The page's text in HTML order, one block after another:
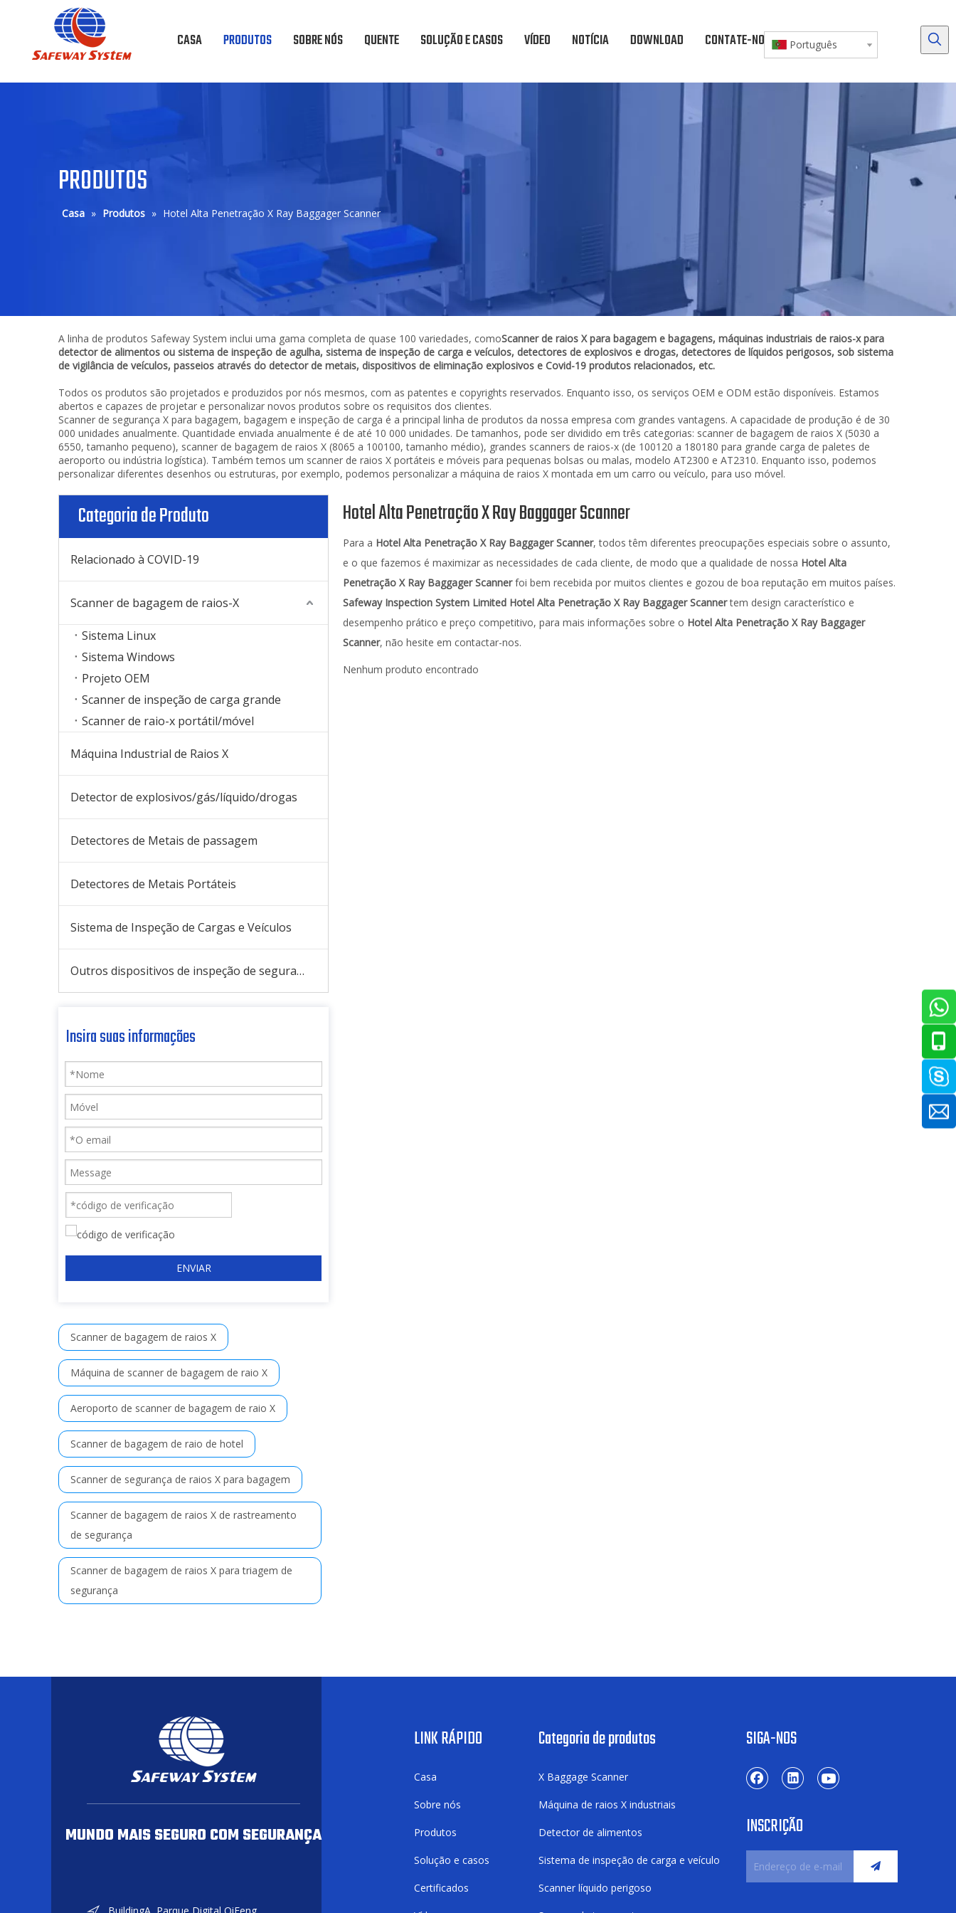
CASA PRODUTOS SOBRE NÓS QUENTE SOLUÇÃO E CASOS VÍDEO NOTÍCIA DOWNLOAD CONTATE-NOS Português
PRODUTOS
Casa » Produtos » Hotel Alta Penetração X Ray Baggager Scanner
A linha de produtos Safeway System inclui uma gama completa de quase 100 variedades, comoScanner de raios X para bagagem e bagagens, máquinas industriais de raios-x para
detector de alimentos ou sistema de inspeção de agulha, sistema de inspeção de carga e veículos, detectores de explosivos e drogas, detectores de líquidos perigosos, sob sistema
de vigilância de veículos, passeios através do detector de metais, dispositivos de eliminação explosivos e Covid-19 produtos relacionados, etc.
Todos os produtos são projetados e produzidos por nós mesmos, com as patentes e copyrights reservados. Enquanto isso, os serviços OEM e ODM estão disponíveis. Estamos
abertos e capazes de projetar e personalizar novos produtos sobre os requisitos dos clientes.
Scanner de segurança X para bagagem, bagagem e inspeção de carga é a principal linha de produtos da nossa empresa com grandes vantagens. A capacidade de produção é de 30
000 unidades anualmente. Quantidade enviada anualmente é de até 10 000 unidades. De tamanhos, pode ser dividido em três categorias: scanner de bagagem de raios X (5030 a
6550, tamanho pequeno), scanner de bagagem de raios X (8065 a 100100, tamanho médio), grandes scanners de raios-x (de 100120 a 180180 para grande carga de paletes de
aeroporto ou indústria logística). Também temos um scanner de raios X portáteis e móveis para pequenas bolsas ou malas, modelo AT2300 e AT2310. Enquanto isso, podemos
personalizar diferentes desenhos ou estruturas, por exemplo, podemos personalizar a máquina de raios X montada em um carro ou veículo, para uso móvel.
Categoria de Produto
Relacionado à COVID-19
Scanner de bagagem de raios-X
Sistema Linux
Sistema Windows
Projeto OEM
Scanner de inspeção de carga grande
Scanner de raio-x portátil/móvel
Máquina Industrial de Raios X
Detector de explosivos/gás/líquido/drogas
Detectores de Metais de passagem
Detectores de Metais Portáteis
Sistema de Inspeção de Cargas e Veículos
Outros dispositivos de inspeção de segurança
Insira suas informações
ENVIAR
Scanner de bagagem de raios X
Máquina de scanner de bagagem de raio X
Aeroporto de scanner de bagagem de raio X
Scanner de bagagem de raio de hotel
Scanner de segurança de raios X para bagagem
Scanner de bagagem de raios X de rastreamento
de segurança
Scanner de bagagem de raios X para triagem de
segurança
Hotel Alta Penetração X Ray Baggager Scanner
Para a Hotel Alta Penetração X Ray Baggager Scanner, todos têm diferentes preocupações especiais sobre o assunto,
e o que fazemos é maximizar as necessidades de cada cliente, de modo que a qualidade de nossa Hotel Alta
Penetração X Ray Baggager Scannerfoi bem recebida por muitos clientes e gozou de boa reputação em muitos países.
Safeway Inspection System Limited Hotel Alta Penetração X Ray Baggager Scannertem design característico e
desempenho prático e preço competitivo, para mais informações sobre o Hotel Alta Penetração X Ray Baggager
Scanner, não hesite em contactar-nos.
Nenhum produto encontrado
MUNDO MAIS SEGURO COM SEGURANÇA
LINK RÁPIDO
Casa
Sobre nós
Produtos
Solução e casos
Certificados
Categoria de produtos
X Baggage Scanner
Máquina de raios X industriais
Detector de alimentos
Sistema de inspeção de carga e veículo
Scanner líquido perigoso
SIGA-NOS
INSCRIÇÃO